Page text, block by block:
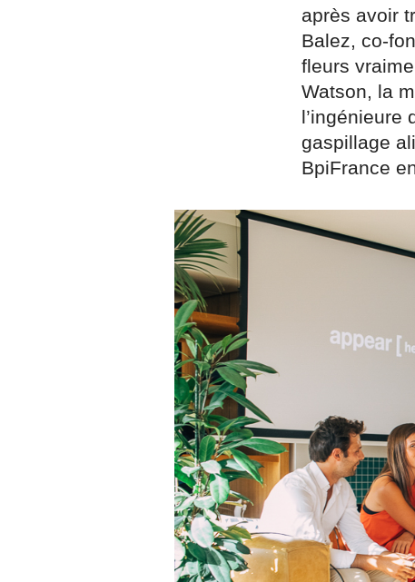
après avoir
Balez, co-
fleurs
Watson, la
l’ingénieure
gaspillage
BpiFrance